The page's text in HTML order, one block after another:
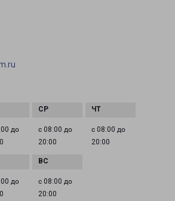
до
с 08:00 до
20:00
с 08:00 до
20:00
до
с 08:00 до
20:00